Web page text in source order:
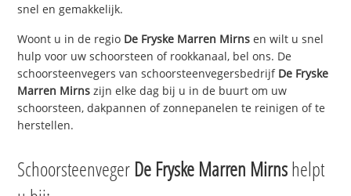
snel en gemakkelijk.
Woont u in de regio De Fryske Marren Mirns en wilt u snel
hulp voor uw schoorsteen of rookkanaal, bel ons. De
schoorsteenvegers van schoorsteenvegersbedrijf De Fryske
Marren Mirns zijn elke dag bij u in de buurt om uw
schoorsteen, dakpannen of zonnepanelen te reinigen of te
herstellen.
Schoorsteenveger De Fryske Marren Mirnshelpt